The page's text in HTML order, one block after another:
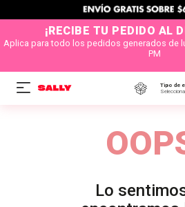
¡RECIBE TU PEDIDO AL
Aplica para todo los pedidos generados de
PM
Tipo de